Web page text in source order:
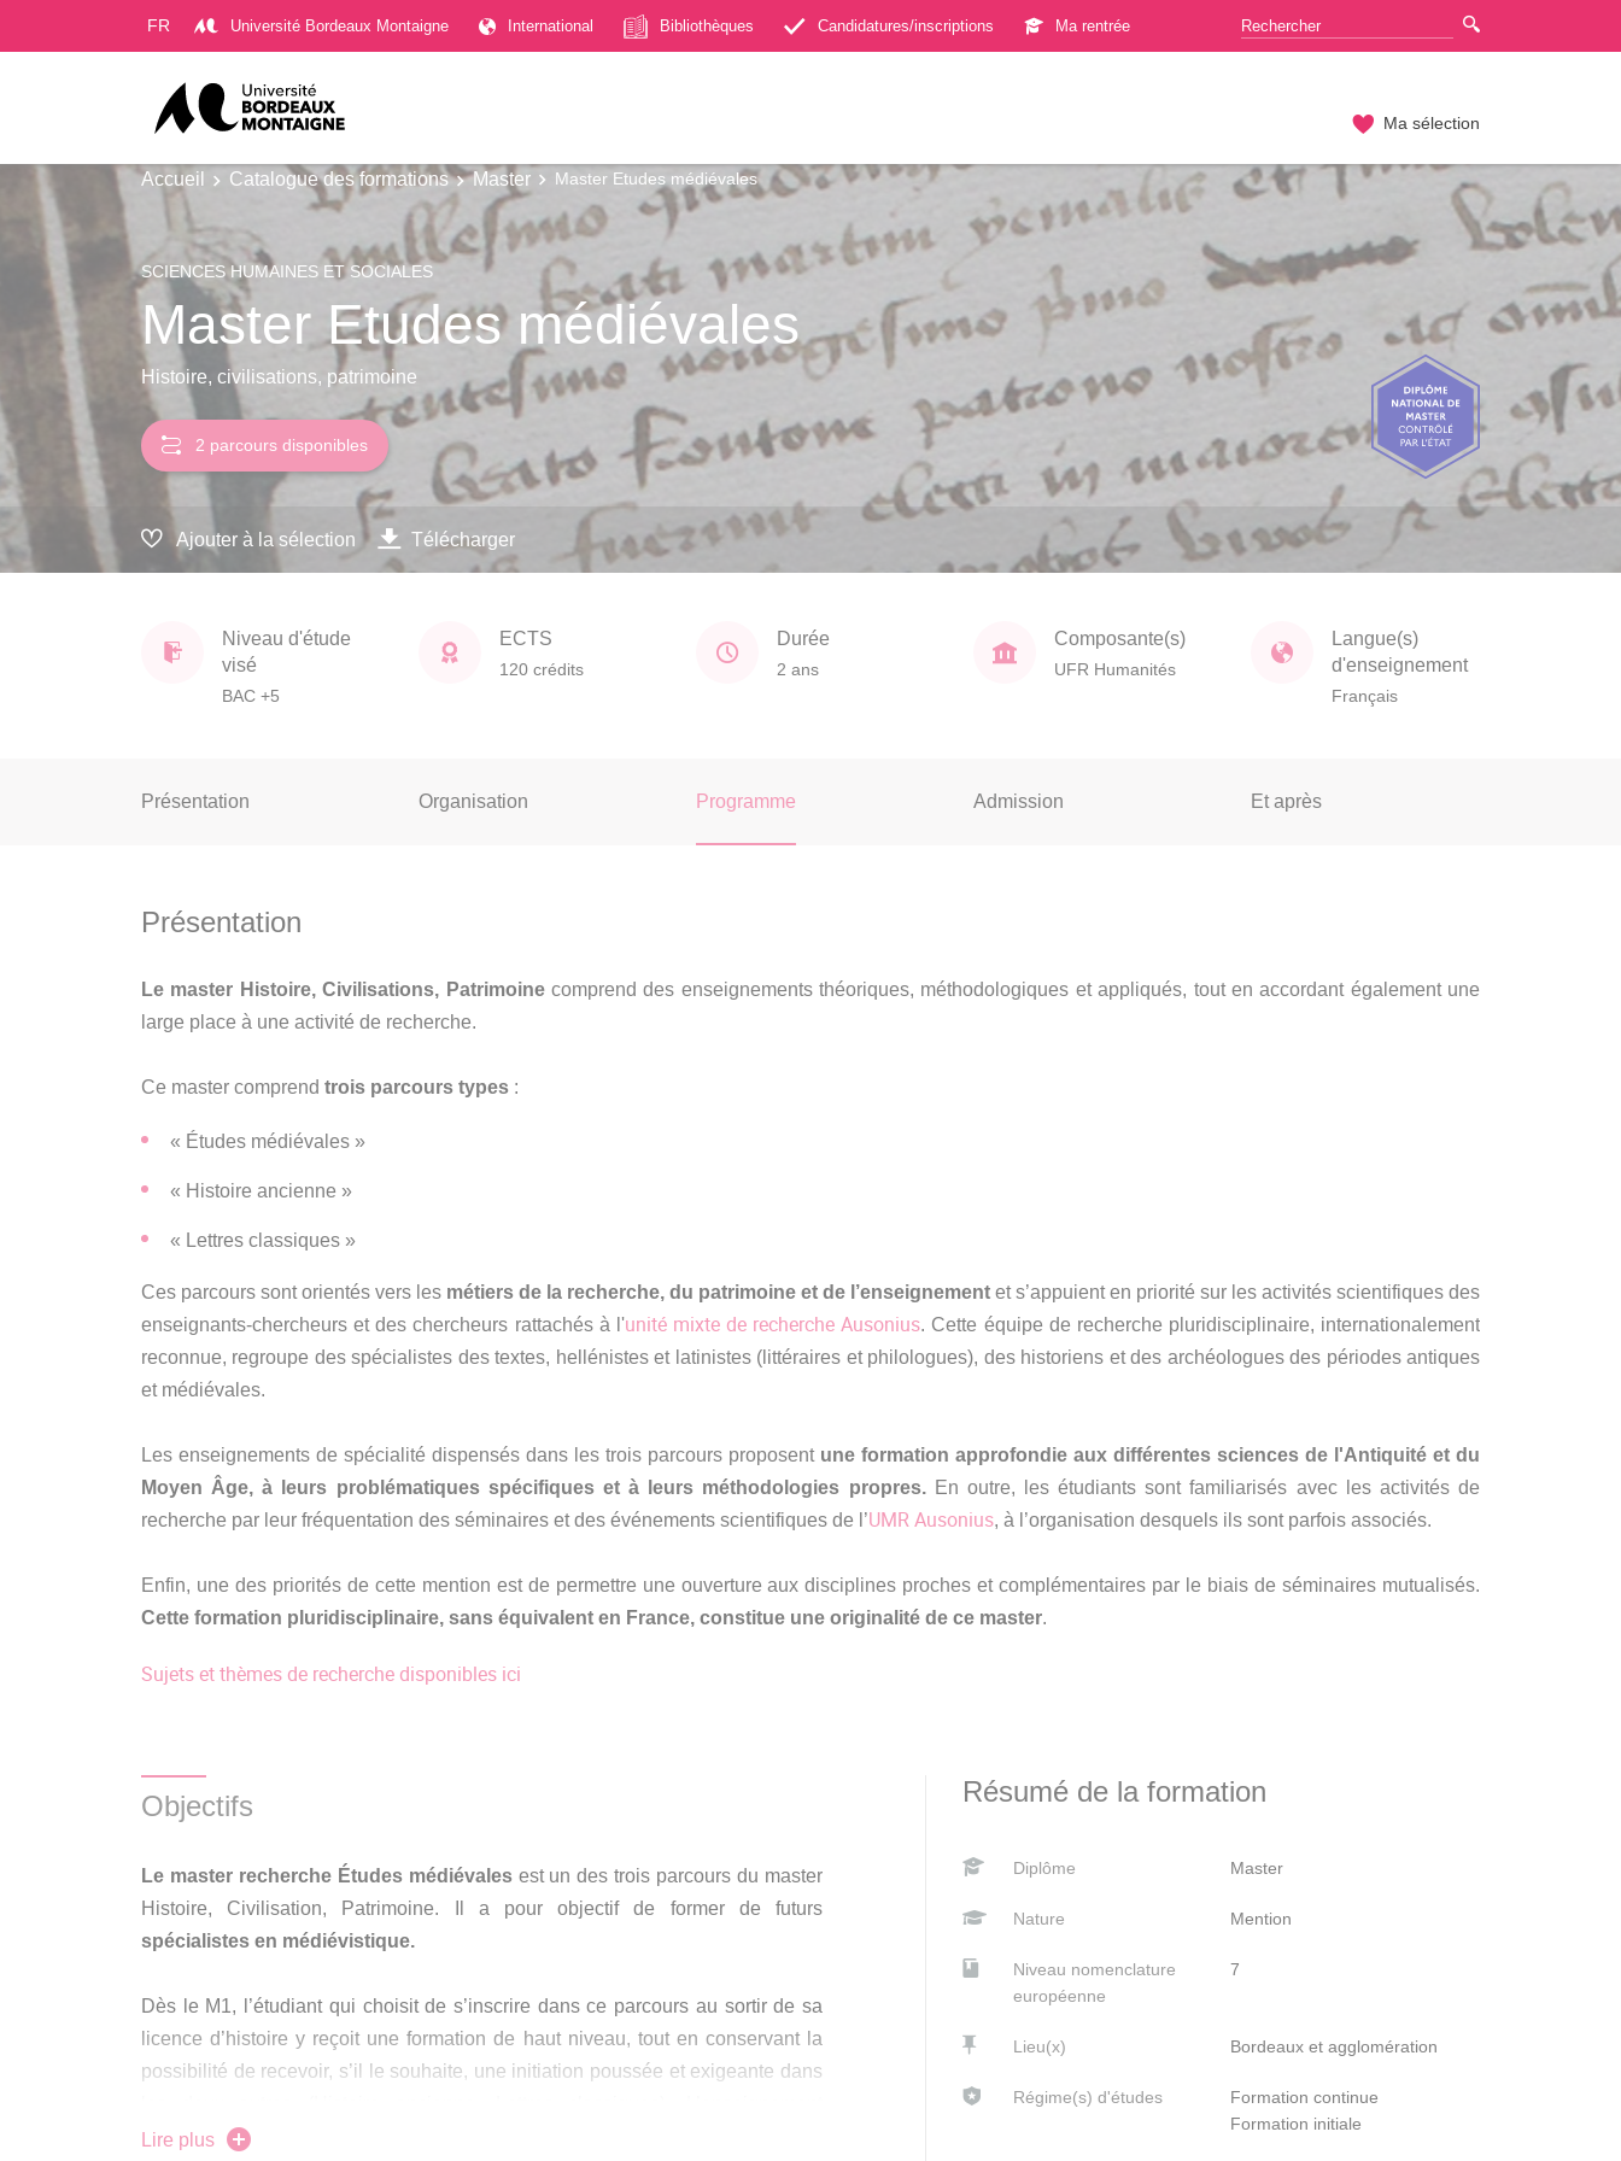
FR Université Bordeaux Montaigne International Bibliothèques Candidatures/inscriptions Ma rentrée
Ma sélection
Accueil Catalogue des formations Master Master Etudes médiévales
SCIENCES HUMAINES ET SOCIALES
Master Etudes médiévales
Histoire, civilisations, patrimoine
2 parcours disponibles
Ajouter à la sélection Télécharger
Niveau d'étude
visé
BAC +5
ECTS
120 crédits
Durée
2 ans
Composante(s)
UFR Humanités
Langue(s)
d'enseignement
Français
Présentation Organisation Programme Admission Et après
Présentation
Le master Histoire, Civilisations, Patrimoinecomprend des enseignements théoriques, méthodologiques et appliqués, tout en accordant également une
large place à une activité de recherche.
Ce master comprend trois parcours types :
« Études médiévales »
« Histoire ancienne »
« Lettres classiques »
Ces parcours sont orientés vers les métiers de la recherche, du patrimoine et de l’enseignement et s’appuient en priorité sur les activités scientifiques des
enseignants-chercheurs et des chercheurs rattachés à l'unité mixte de recherche Ausonius. Cette équipe de recherche pluridisciplinaire, internationalement
reconnue, regroupe des spécialistes des textes, hellénistes et latinistes (littéraires et philologues), des historiens et des archéologues des périodes antiques
et médiévales.
Les enseignements de spécialité dispensés dans les trois parcours proposent une formation approfondie aux différentes sciences de l'Antiquité et du
Moyen Âge, à leurs problématiques spécifiques et à leurs méthodologies propres.En outre, les étudiants sont familiarisés avec les activités de
recherche par leur fréquentation des séminaires et des événements scientifiques de l’UMR Ausonius, à l’organisation desquels ils sont parfois associés.
Enfin, une des priorités de cette mention est de permettre une ouverture aux disciplines proches et complémentaires par le biais de séminaires mutualisés.
Cette formation pluridisciplinaire, sans équivalent en France, constitue une originalité de ce master.
Sujets et thèmes de recherche disponibles ici
Objectifs
Le master recherche Études médiévalesest un des trois parcours du master
Histoire, Civilisation, Patrimoine. Il a pour objectif de former de futurs
spécialistes en médiévistique.
Dès le M1, l’étudiant qui choisit de s’inscrire dans ce parcours au sortir de sa
licence d’histoire y reçoit une formation de haut niveau, tout en conservant la
possibilité de recevoir, s’il le souhaite, une initiation poussée et exigeante dans
disciplinaire en histoire médiévale est en étroite corrélation avec les axes de
Lire plus
Résumé de la formation
Diplôme Master
Nature Mention
Niveau nomenclature
européenne
7
Lieu(x) Bordeaux et agglomération
Régime(s) d'études
Formation continue
Formation initiale